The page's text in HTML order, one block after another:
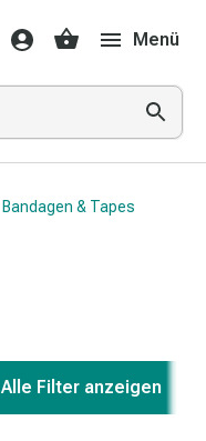
Menü
Bandagen & Tapes
Alle Filter anzeigen